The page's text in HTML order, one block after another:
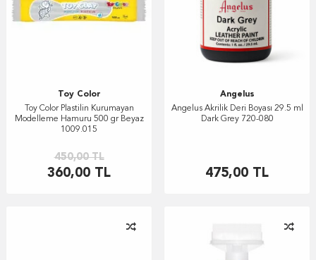
Toy Color
Toy Color Plastilin Kurumayan
Modelleme Hamuru 500 gr Beyaz
1009.015
450,00TL
360,00 TL
Angelus
Angelus Akrilik Deri Boyası 29.5 ml
Dark Grey 720-080
475,00 TL